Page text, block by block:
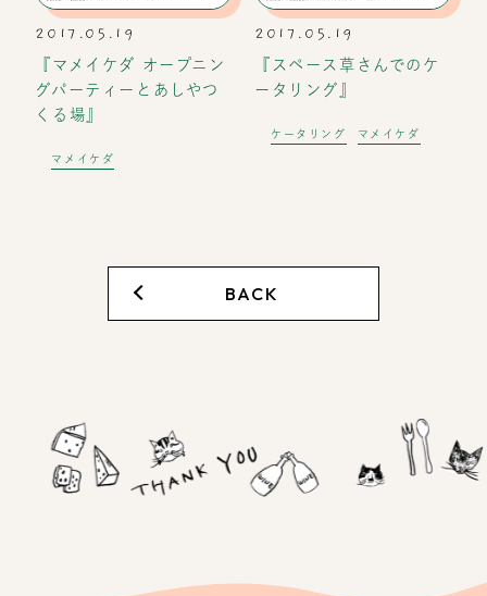
2017.05.19
『マメイケダ オープニン
グパーティーとあしやつ
くる場』
マメイケダ
2017.05.19
『スペース草さんでのケ
ータリング』
ケータリング マメイケダ
BACK